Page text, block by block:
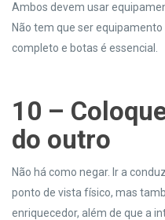
Ambos devem usar
Não tem que ser
completo e botas é essencial.
10 –
do outro
Não há como negar. Ir a
ponto de vista físico, mas
enriquecedor, além de que a